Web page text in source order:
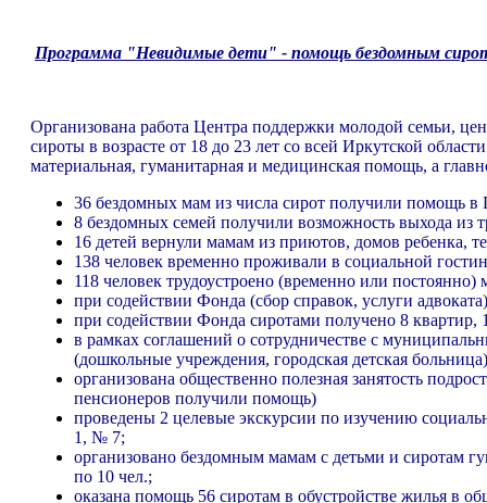
Программа "Невидимые дети" - помощь бездомным
Организована работа Центра поддержки молодой семьи,
сироты в возрасте от 18 до 23 лет со всей Иркутской
материальная, гуманитарная и медицинская помощь, а
36 бездомных мам из числа сирот получили помощь
8 бездомных семей получили возможность выхода из
16 детей вернули мамам из приютов, домов ребенка,
138 человек временно проживали в социальной
118 человек трудоустроено (временно или
при содействии Фонда (сбор справок, услуги
при содействии Фонда сиротами получено 8 квартир,
в рамках соглашений о сотрудничестве с
(дошкольные учреждения, городская детская
организована общественно полезная занятость
пенсионеров получили помощь)
проведены 2 целевые экскурсии по изучению
1, № 7;
организовано бездомным мамам с детьми и сиротам
по 10 чел.;
оказана помощь 56 сиротам в обустройстве жилья в